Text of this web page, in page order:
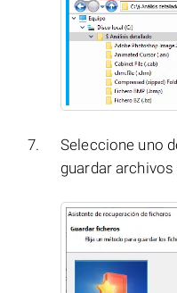
Seleccione uno
guardar